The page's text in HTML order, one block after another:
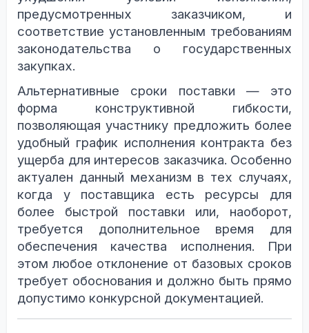
предусмотренных заказчиком, и
соответствие установленным требованиям
законодательства о государственных
закупках.
Альтернативные сроки поставки — это
форма конструктивной гибкости,
позволяющая участнику предложить более
удобный график исполнения контракта без
ущерба для интересов заказчика. Особенно
актуален данный механизм в тех случаях,
когда у поставщика есть ресурсы для
более быстрой поставки или, наоборот,
требуется дополнительное время для
обеспечения качества исполнения. При
этом любое отклонение от базовых сроков
требует обоснования и должно быть прямо
допустимо конкурсной документацией.